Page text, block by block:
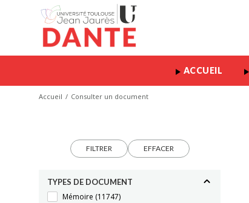
ACCUEIL
Accueil Consulter un document
FILTRER EFFACER
TYPES DE DOCUMENT
Mémoire (11747)